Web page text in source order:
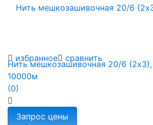
избранное сравнить
Нить мешкозашивочная 20/6 (2х3),
10000м
(0)